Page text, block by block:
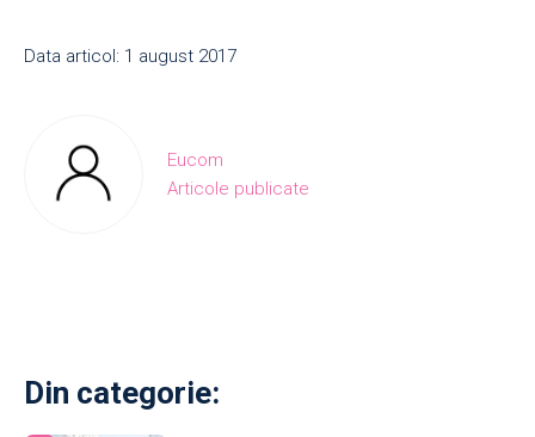
Data articol: 1 august 2017
Eucom
Articole publicate
Din categorie: